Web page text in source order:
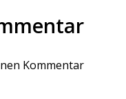
Kommentar